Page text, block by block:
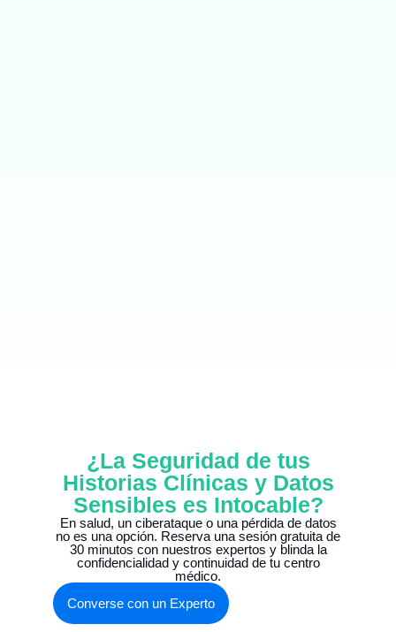
¿La Seguridad de tus
Historias Clínicas y Datos
Sensibles es Intocable?
En salud, un ciberataque o una pérdida de datos
no es una opción. Reserva una sesión gratuita de
30 minutos con nuestros expertos y blinda la
confidencialidad y continuidad de tu centro
médico.
Converse con un Experto